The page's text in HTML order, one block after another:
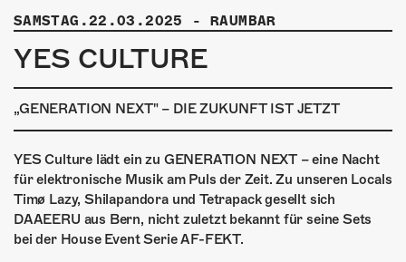
SHOP
MITMACHEN
SAMSTAG.22.03.2025 - RAUMBAR
YES CULTURE
„GENERATION NEXT" – DIE ZUKUNFT IST JETZT
YES Culture lädt ein zu GENERATION NEXT – eine Nacht
für elektronische Musik am Puls der Zeit. Zu unseren Locals
Timø Lazy, Shilapandora und Tetrapack gesellt sich
DAAEERU aus Bern, nicht zuletzt bekannt für seine Sets
bei der House Event Serie AF-FEKT.